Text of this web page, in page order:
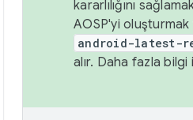
kararlılığını
AOSP'yi oluşturmak
android-latest-
alır. Daha fazla bilgi